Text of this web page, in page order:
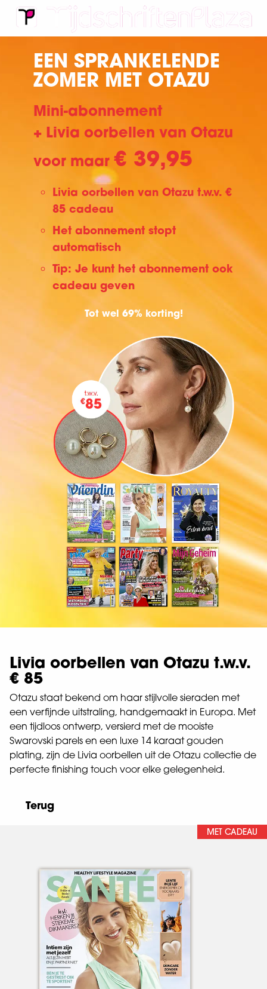
EEN SPRANKELENDE
ZOMER MET OTAZU
Mini-abonnement
+ Livia oorbellen van Otazu
voor maar € 39,95
Livia oorbellen van Otazu t.w.v. €
85 cadeau
Het abonnement stopt
automatisch
Tip: Je kunt het abonnement ook
cadeau geven
Tot wel 69% korting!
Livia oorbellen van Otazu t.w.v.
€ 85
Otazu staat bekend om haar stijlvolle sieraden met
een verfijnde uitstraling, handgemaakt in Europa. Met
een tijdloos ontwerp, versierd met de mooiste
Swarovski parels en een luxe 14 karaat gouden
plating, zijn de Livia oorbellen uit de Otazu collectie de
perfecte finishing touch voor elke gelegenheid.
Terug
MET CADEAU